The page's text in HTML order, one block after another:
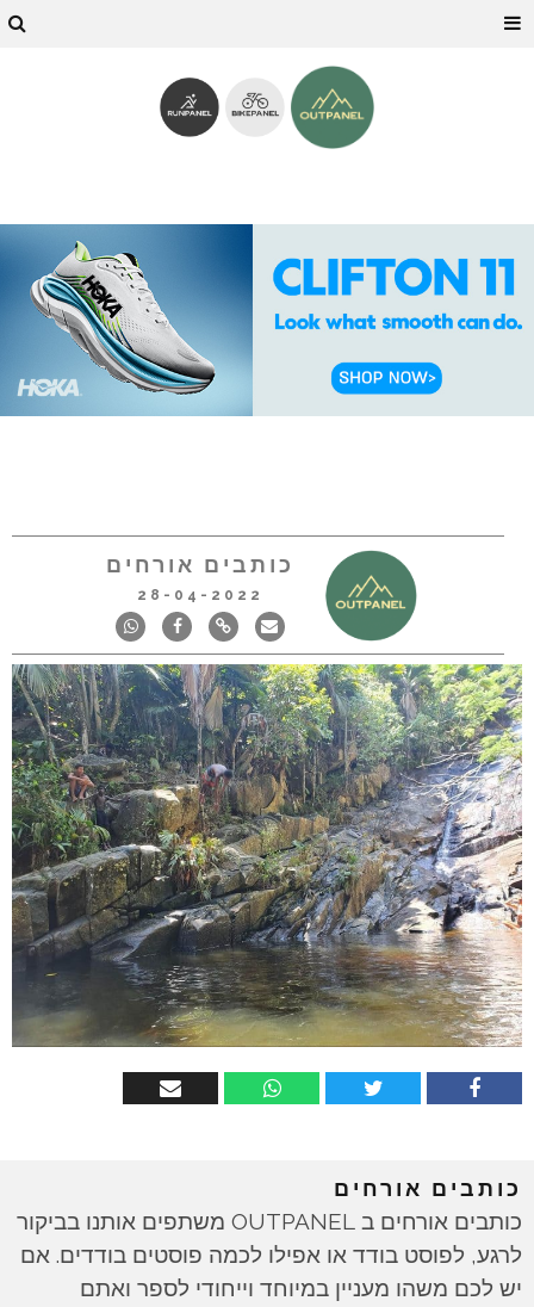
כותבים אורחים
28-04-2022
כותבים אורחים
כותבים אורחים ב OUTPANEL משתפים אותנו בביקור
לרגע, לפוסט בודד או אפילו לכמה פוסטים בודדים. אם
יש לכם משהו מעניין במיוחד וייחודי לספר ואתם